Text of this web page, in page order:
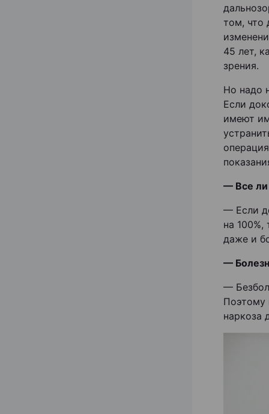
том, что
45 лет,
зрения.
Но надо
Если
имеют
— Все ли
— Если
на 100%,
даже и
—
—
Поэтому
наркоза